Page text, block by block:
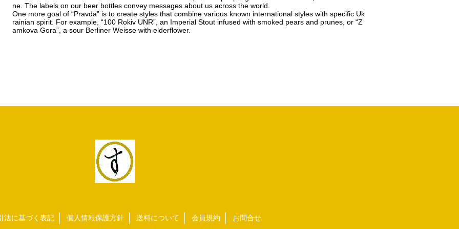
ne. The labels on our beer bottles convey messages about us across the world.
One more goal of “Pravda” is to create styles that combine various known international styles with specific Uk
rainian spirit. For example, “100 Rokiv UNR”, an Imperial Stout infused with smoked pears and prunes, or “Z
amkova Gora”, a sour Berliner Weisse with elderflower.
法に基づく表記 個人情報保護方針 送料について 会員規約 お問合せ